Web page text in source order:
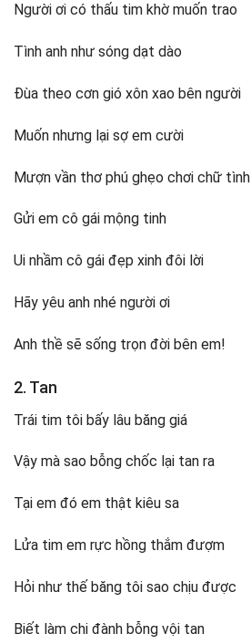
Người ơi có thấu tim khờ muốn trao
Tình anh như sóng dạt dào
Đùa theo cơn gió xôn xao bên người
Muốn nhưng lại sợ em cười
Mượn vần thơ phú ghẹo chơi chữ tình
Gửi em cô gái mộng tinh
Ui nhầm cô gái đẹp xinh đôi lời
Hãy yêu anh nhé người ơi
Anh thề sẽ sống trọn đời bên em!
2. Tan
Trái tim tôi bấy lâu băng giá
Vậy mà sao bỗng chốc lại tan ra
Tại em đó em thật kiêu sa
Lửa tim em rực hồng thắm đượm
Hỏi như thế băng tôi sao chịu được
Biết làm chi đành bỗng vội tan